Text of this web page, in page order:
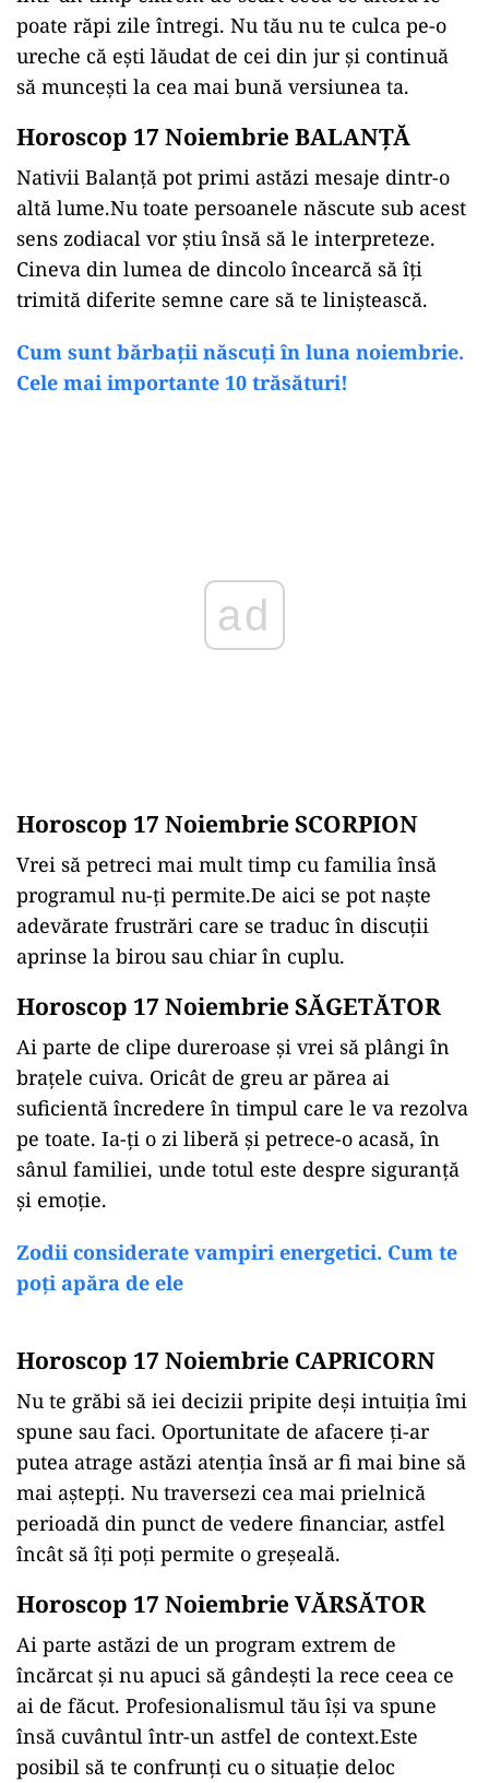
poate răpi zile întregi. Nu tău nu te culca pe-o
ureche că ești lăudat de cei din jur și continuă
să muncești la cea mai bună versiunea ta.
Horoscop 17 Noiembrie BALANȚĂ
Nativii Balanță pot primi astăzi mesaje dintr-o
altă lume.Nu toate persoanele născute sub acest
sens zodiacal vor știu însă să le interpreteze.
Cineva din lumea de dincolo încearcă să îți
trimită diferite semne care să te liniștească.
Cum sunt bărbații născuți în luna noiembrie.
Cele mai importante 10 trăsături!
ad
Horoscop 17 Noiembrie SCORPION
Vrei să petreci mai mult timp cu familia însă
programul nu-ți permite.De aici se pot naște
adevărate frustrări care se traduc în discuții
aprinse la birou sau chiar în cuplu.
Horoscop 17 Noiembrie SĂGETĂTOR
Ai parte de clipe dureroase și vrei să plângi în
brațele cuiva. Oricât de greu ar părea ai
suficientă încredere în timpul care le va rezolva
pe toate. Ia-ți o zi liberă și petrece-o acasă, în
sânul familiei, unde totul este despre siguranță
și emoție.
Zodii considerate vampiri energetici. Cum te
poți apăra de ele
Horoscop 17 Noiembrie CAPRICORN
Nu te grăbi să iei decizii pripite deși intuiția îmi
spune sau faci. Oportunitate de afacere ți-ar
putea atrage astăzi atenția însă ar fi mai bine să
mai aștepți. Nu traversezi cea mai prielnică
perioadă din punct de vedere financiar, astfel
încât să îți poți permite o greșeală.
Horoscop 17 Noiembrie VĂRSĂTOR
Ai parte astăzi de un program extrem de
încărcat și nu apuci să gândești la rece ceea ce
ai de făcut. Profesionalismul tău își va spune
însă cuvântul într-un astfel de context.Este
posibil să te confrunți cu o situație deloc